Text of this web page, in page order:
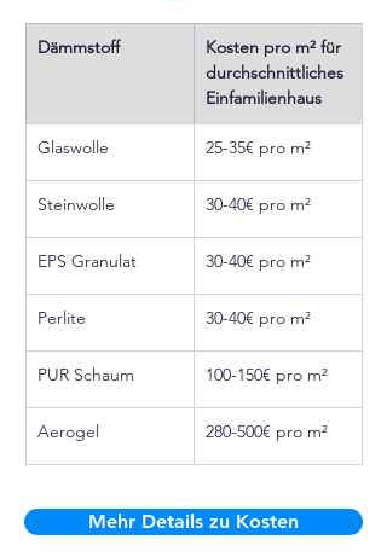
Dämmstoff
Kosten pro m² für
durchschnittliches
Einfamilienhaus
Glaswolle 25-35€ pro m²
Steinwolle 30-40€ pro m²
EPS Granulat 30-40€ pro m²
Perlite 30-40€ pro m²
PUR Schaum 100-150€ pro m²
Aerogel 280-500€ pro m²
Mehr Details zu Kosten